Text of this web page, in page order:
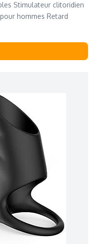
Stimulateur clitoridien
hommes Retard